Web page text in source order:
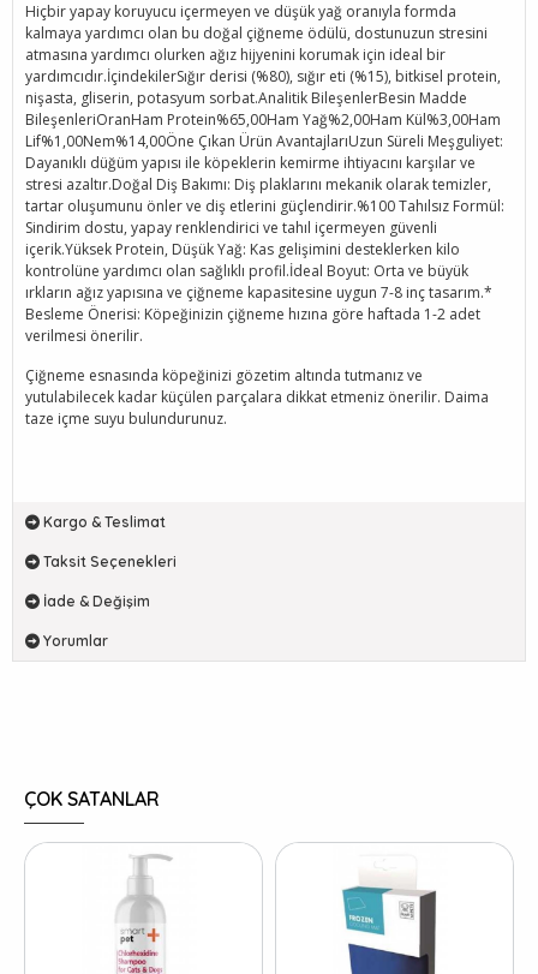
Hiçbir yapay koruyucu içermeyen ve düşük yağ oranıyla formda
kalmaya yardımcı olan bu doğal çiğneme ödülü, dostunuzun stresini
atmasına yardımcı olurken ağız hijyenini korumak için ideal bir
yardımcıdır.İçindekilerSığır derisi (%80), sığır eti (%15), bitkisel protein,
nişasta, gliserin, potasyum sorbat.Analitik BileşenlerBesin Madde
BileşenleriOranHam Protein%65,00Ham Yağ%2,00Ham Kül%3,00Ham
Lif%1,00Nem%14,00Öne Çıkan Ürün AvantajlarıUzun Süreli Meşguliyet:
Dayanıklı düğüm yapısı ile köpeklerin kemirme ihtiyacını karşılar ve
stresi azaltır.Doğal Diş Bakımı: Diş plaklarını mekanik olarak temizler,
tartar oluşumunu önler ve diş etlerini güçlendirir.%100 Tahılsız Formül:
Sindirim dostu, yapay renklendirici ve tahıl içermeyen güvenli
içerik.Yüksek Protein, Düşük Yağ: Kas gelişimini desteklerken kilo
kontrolüne yardımcı olan sağlıklı profil.İdeal Boyut: Orta ve büyük
ırkların ağız yapısına ve çiğneme kapasitesine uygun 7-8 inç tasarım.*
Besleme Önerisi: Köpeğinizin çiğneme hızına göre haftada 1-2 adet
verilmesi önerilir.
Çiğneme esnasında köpeğinizi gözetim altında tutmanız ve
yutulabilecek kadar küçülen parçalara dikkat etmeniz önerilir. Daima
taze içme suyu bulundurunuz.
Kargo & Teslimat
Taksit Seçenekleri
İade & Değişim
Yorumlar
ÇOK SATANLAR